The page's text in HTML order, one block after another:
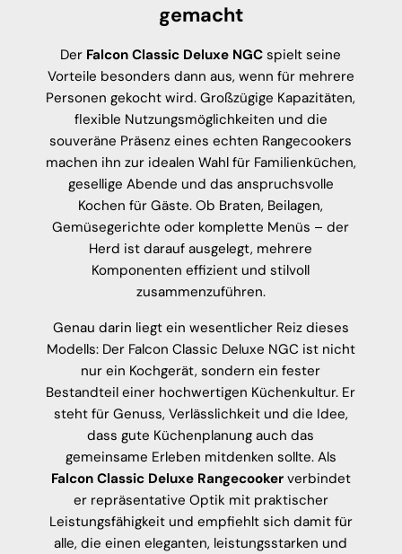
gemacht
Der Falcon Classic Deluxe NGC spielt seine
Vorteile besonders dann aus, wenn für mehrere
Personen gekocht wird. Großzügige Kapazitäten,
flexible Nutzungsmöglichkeiten und die
souveräne Präsenz eines echten Rangecookers
machen ihn zur idealen Wahl für Familienküchen,
gesellige Abende und das anspruchsvolle
Kochen für Gäste. Ob Braten, Beilagen,
Gemüsegerichte oder komplette Menüs – der
Herd ist darauf ausgelegt, mehrere
Komponenten effizient und stilvoll
zusammenzuführen.
Genau darin liegt ein wesentlicher Reiz dieses
Modells: Der Falcon Classic Deluxe NGC ist nicht
nur ein Kochgerät, sondern ein fester
Bestandteil einer hochwertigen Küchenkultur. Er
steht für Genuss, Verlässlichkeit und die Idee,
dass gute Küchenplanung auch das
gemeinsame Erleben mitdenken sollte. Als
Falcon Classic Deluxe Rangecookerverbindet
er repräsentative Optik mit praktischer
Leistungsfähigkeit und empfiehlt sich damit für
alle, die einen eleganten, leistungsstarken und